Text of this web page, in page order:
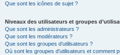
Que sont les icônes de sujet ?
Niveaux des utilisateurs et groupes
Que sont les administrateurs ?
Que sont les modérateurs ?
Que sont les groupes d’utilisateurs ?
Où sont les groupes d’utilisateurs et comment